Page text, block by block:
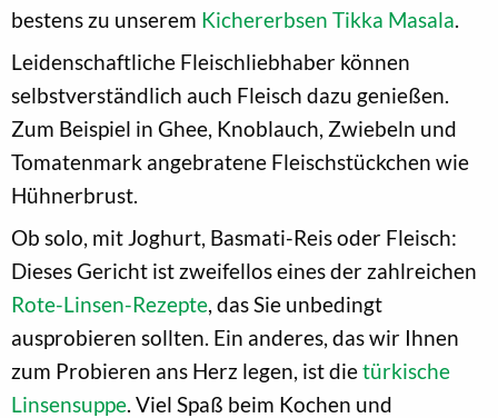
bestens zu unserem Kichererbsen Tikka Masala.
Leidenschaftliche Fleischliebhaber können
selbstverständlich auch Fleisch dazu genießen.
Zum Beispiel in Ghee, Knoblauch, Zwiebeln und
Tomatenmark angebratene Fleischstückchen wie
Hühnerbrust.
Ob solo, mit Joghurt, Basmati-Reis oder Fleisch:
Dieses Gericht ist zweifellos eines der zahlreichen
Rote-Linsen-Rezepte, das Sie unbedingt
ausprobieren sollten. Ein anderes, das wir Ihnen
zum Probieren ans Herz legen, ist dietürkische
Linsensuppe. Viel Spaß beim Kochen und